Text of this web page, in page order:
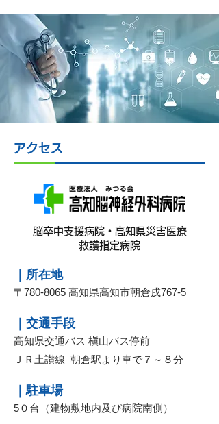
アクセス
脳卒中支援病院・高知県災害医療
救護指定病院
｜所在地
〒780-8065 高知県高知市朝倉戌767-5
｜交通手段
高知県交通バス 槇山バス停前
ＪＲ土讃線 朝倉駅より車で７～８分
｜駐車場
5０台（建物敷地内及び病院南側）